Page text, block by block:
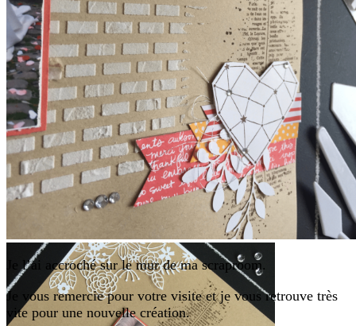
Je l’ai accroché sur le mur de ma scraproom.
Je vous remercie pour votre visite et je vous retrouve très
vite pour une nouvelle création.